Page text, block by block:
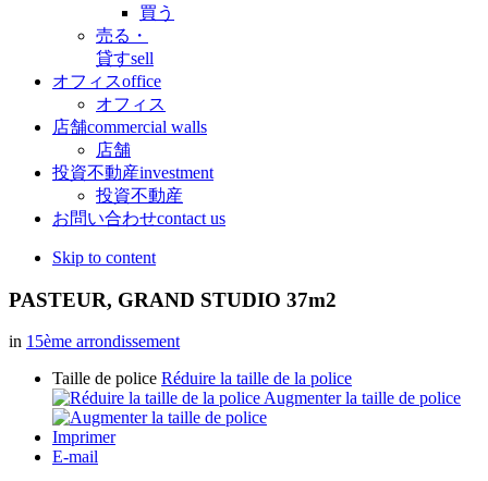
買う
売る・
貸すsell
オフィスoffice
オフィス
店舗commercial walls
店舗
投資不動産investment
投資不動産
お問い合わせcontact us
Skip to content
PASTEUR, GRAND STUDIO 37m2
in 15ème arrondissement
Taille de police Réduire la taille de la police
Augmenter la taille de police
Imprimer
E-mail